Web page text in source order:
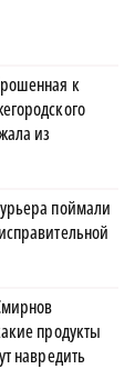
к
из
поймали
продукты
навредить